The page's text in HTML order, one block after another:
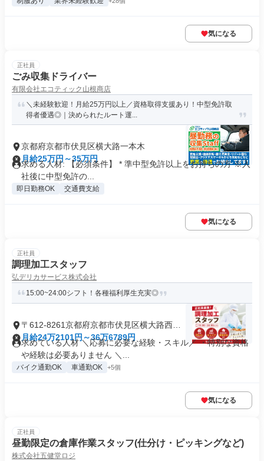
気になる
正社員
ごみ収集ドライバー
有限会社エコティック山根商店
＼未経験歓迎！月給25万円以上／資格取得支援あり！中型免許取
得者優遇◎｜決められたルート運...
京都府京都市伏見区横大路一本木
月給25万円～35万円
求める人材: 【必須条件】 * 準中型免許以上をお持ちの方 ※入
社後に中型免許の...
即日勤務OK 交通費支給
気になる
正社員
調理加工スタッフ
弘デリカサービス株式会社
15:00~24:00シフト！各種福利厚生充実◎
〒612-8261京都府京都市伏見区横大路西海
道
月給24万2101円～36万6789円
求めている人材 ＼応募に必要な経験・スキル／ ・特別な資格
や経験は必要ありません ＼...
バイク通勤OK 車通勤OK +5個
気になる
正社員
昼勤限定の倉庫作業スタッフ(仕分け・ピッキングなど)
株式会社五健堂ロジ